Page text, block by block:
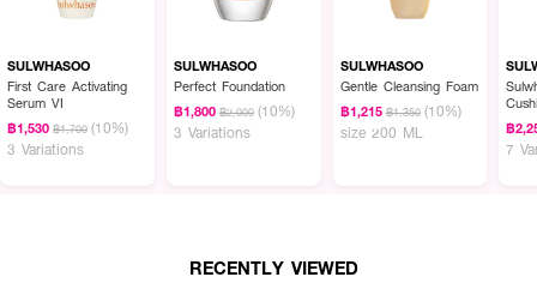
SULWHASOO Concentrated Ginseng Cleansing Foamโฟมล้างหน้าที่ผสาน
สะอาดผิวหน้าได้อย่างอ่อนโยน พร้อมมอบความรู้สึกสดชื่นในทุกครั้งที่ใช้ เหมาะ
สำหรับการใช้เป็นขั้นตอนแรกของการดูแลผิวในทุกวัน
· เนื้อโฟมเนียนนุ่ม ช่วยทำความสะอาดผิวหน้าได้อย่างอ่อนโยน
· เหมาะสำหรับการใช้เป็นขั้นตอนแรกของการดูแลผิวในทุกวัน
SULWHASOO
First Care Activating
Serum VI
฿1,530 ฿1,700 (10%)
3 Variations
SULWHASOO
Perfect Foundation
฿1,800 ฿2,000 (10%)
3 Variations
SULWHASOO
Gentle Cleansing Foam
฿1,215 ฿1,350 (10%)
size 200 ML
฿
7
RECENTLY VIEWED